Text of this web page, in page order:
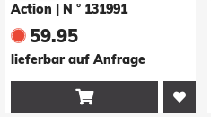
Action
N ° 131991
59.95
lieferbar auf Anfrage
